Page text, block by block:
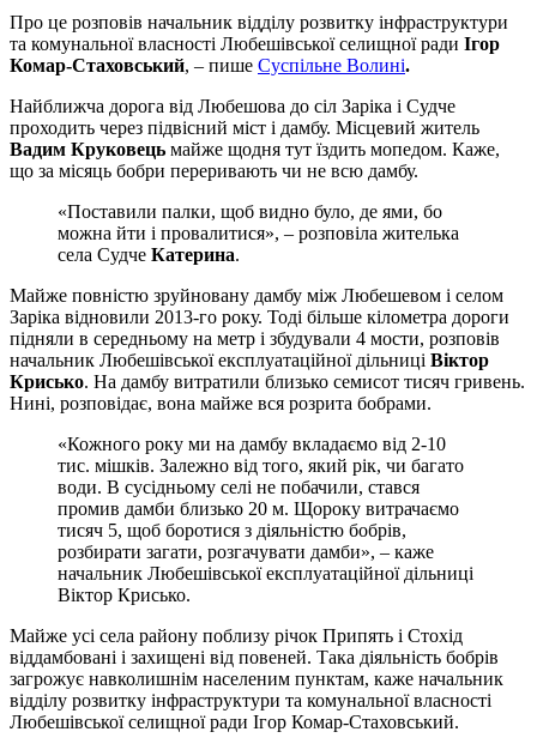
Про це розповів начальник відділу розвитку інфраструктури
та комунальної власності Любешівської селищної ради Ігор
Комар-Стаховський, – пише Суспільне Волині.
Найближча дорога від Любешова до сіл Заріка і Судче
проходить через підвісний міст і дамбу. Місцевий житель
Вадим Круковець майже щодня тут їздить мопедом. Каже,
що за місяць бобри переривають чи не всю дамбу.
«Поставили палки, щоб видно було, де ями, бо
можна йти і провалитися», – розповіла жителька
села Судче Катерина.
Майже повністю зруйновану дамбу між Любешевом і селом
Заріка відновили 2013-го року. Тоді більше кілометра дороги
підняли в середньому на метр і збудували 4 мости, розповів
начальник Любешівської експлуатаційної дільниці Віктор
Крисько. На дамбу витратили близько семисот тисяч гривень.
Нині, розповідає, вона майже вся розрита бобрами.
«Кожного року ми на дамбу вкладаємо від 2-10
тис. мішків. Залежно від того, який рік, чи багато
води. В сусідньому селі не побачили, стався
промив дамби близько 20 м. Щороку витрачаємо
тисяч 5, щоб боротися з діяльністю бобрів,
розбирати загати, розгачувати дамби», – каже
начальник Любешівської експлуатаційної дільниці
Віктор Крисько.
Майже усі села району поблизу річок Припять і Стохід
віддамбовані і захищені від повеней. Така діяльність бобрів
загрожує навколишнім населеним пунктам, каже начальник
відділу розвитку інфраструктури та комунальної власності
Любешівської селищної ради Ігор Комар-Стаховський.